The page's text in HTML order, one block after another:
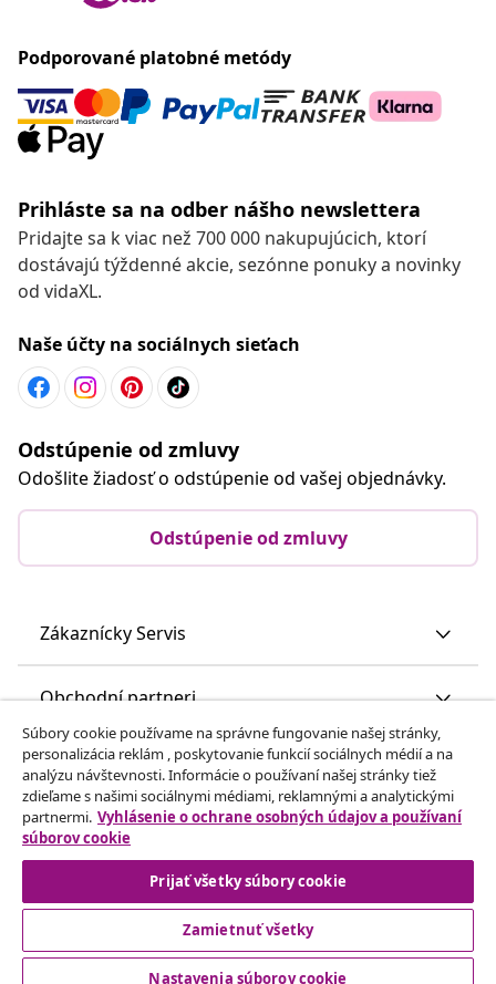
Podporované platobné metódy
Prihláste sa na odber nášho newslettera
Pridajte sa k viac než 700 000 nakupujúcich, ktorí
dostávajú týždenné akcie, sezónne ponuky a novinky
od vidaXL.
Naše účty na sociálnych sieťach
Odstúpenie od zmluvy
Odošlite žiadosť o odstúpenie od vašej objednávky.
Odstúpenie od zmluvy
Zákaznícky Servis
Obchodní partneri
vidaXL
Nájdite viac
Súbory cookie používame na správne fungovanie našej stránky,
personalizácia reklám , poskytovanie funkcií sociálnych médií a na
analýzu návštevnosti. Informácie o používaní našej stránky tiež
zdieľame s našimi sociálnymi médiami, reklamnými a analytickými
partnermi. Vyhlásenie o ochrane osobných údajov a používaní
súborov cookie
Prijať všetky súbory cookie
Zamietnuť všetky
Nastavenia súborov cookie